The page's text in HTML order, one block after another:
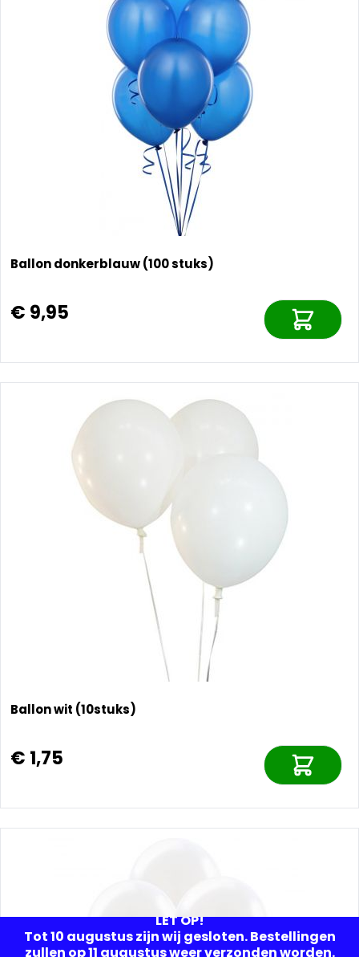
LET OP!
Tot 10 augustus zijn wij gesloten. Bestellingen
zullen op 11 augustus weer verzonden worden.
Ballon donkerblauw (100 stuks)
€ 9,95
Ballon wit (10stuks)
€ 1,75